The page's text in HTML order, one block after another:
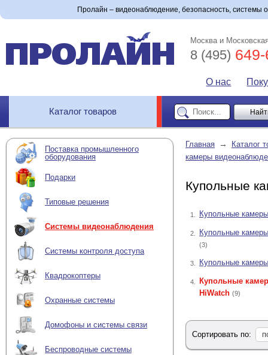
Пролайн – видеонаблюдение, безопасность,
Москва и
8 (495)
О нас
Каталог товаров
Поставка промышленного
оборудования
Подарки
Типовые решения
Системы видеонаблюдения
Системы контроля доступа
Квадрокоптеры
Охранные системы
Домофоны и системы связи
Беспроводные системы
Главная →
Каталог
камеры
Купольные
1. Купольные
2. Купольные
(3)
3. Купольные
4.
Купольные
HiWatch (9)
Сортировать по: